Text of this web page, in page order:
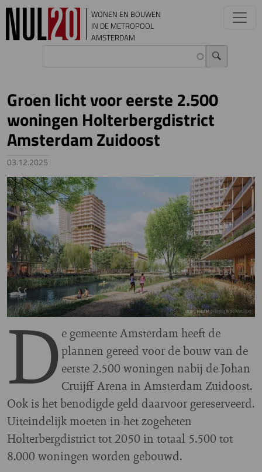
Overslaan en naar de inhoud gaan
WONEN EN BOUWEN
IN DE METROPOOL
AMSTERDAM
Groen licht voor eerste 2.500
woningen Holterbergdistrict
Amsterdam Zuidoost
03.12.2025
Image
D e gemeente Amsterdam heeft de
plannen gereed voor de bouw van de
eerste 2.500 woningen nabij de Johan
Cruijff Arena in Amsterdam Zuidoost.
Ook is het benodigde geld daarvoor gereserveerd.
Uiteindelijk moeten in het zogeheten
Holterbergdistrict tot 2050 in totaal 5.500 tot
8.000 woningen worden gebouwd.